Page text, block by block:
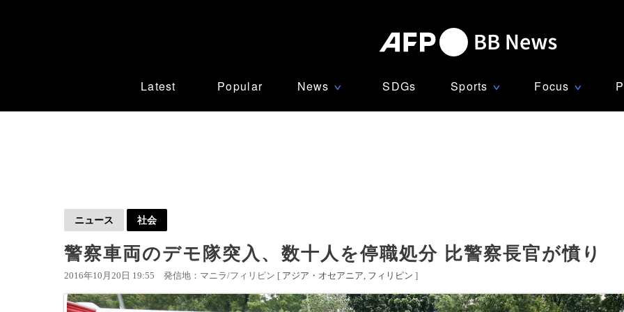
Latest Popular News ∨ SDGs Sports ∨ Focus ∨
ニュース 社会
警察車両のデモ隊突入、数十人を停職処分 比警察長官が憤り
2016年10月20日 19:55 発信地：マニラ/フィリピン [ アジア・オセアニア フィリピン ]